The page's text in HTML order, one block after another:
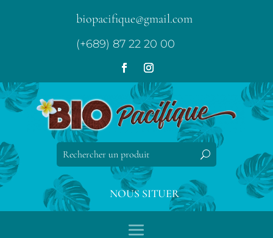
biopacifique@gmail.com
(+689) 87 22 20 00
NOUS SITUER